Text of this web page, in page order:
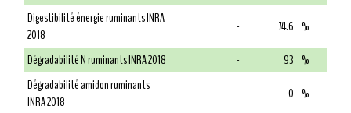
Digestibilité énergie ruminants INRA
2018
- 74.6 %
Dégradabilité N ruminants INRA 2018
- 93 %
Dégradabilité amidon ruminants
INRA 2018
- 0 %